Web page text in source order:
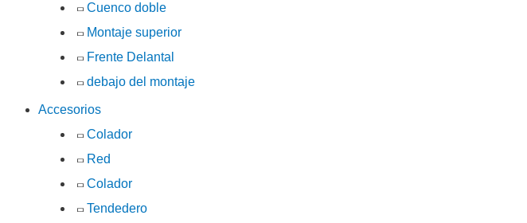
Cuenco doble
Montaje superior
Frente Delantal
debajo del montaje
Accesorios
Colador
Red
Colador
Tendedero